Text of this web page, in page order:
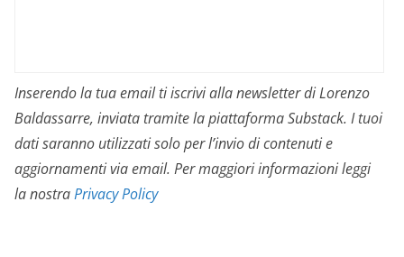
Inserendo la tua email ti iscrivi alla newsletter di Lorenzo
Baldassarre, inviata tramite la piattaforma Substack. I tuoi
dati saranno utilizzati solo per l’invio di contenuti e
aggiornamenti via email. Per maggiori informazioni leggi
la nostraPrivacy Policy